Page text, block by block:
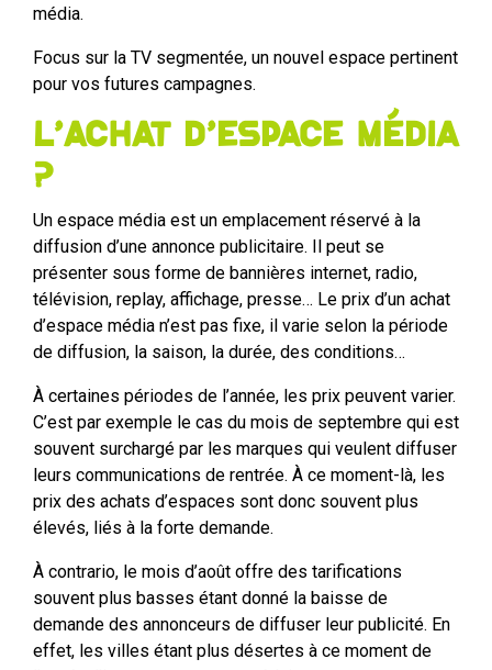
média.
Focus sur la TV segmentée, un nouvel espace pertinent
pour vos futures campagnes.
L’achat d’espace média
?
Un espace média est un emplacement réservé à la
diffusion d’une annonce publicitaire. Il peut se
présenter sous forme de bannières internet, radio,
télévision, replay, affichage, presse… Le prix d’un achat
d’espace média n’est pas fixe, il varie selon la période
de diffusion, la saison, la durée, des conditions…
À certaines périodes de l’année, les prix peuvent varier.
C’est par exemple le cas du mois de septembre qui est
souvent surchargé par les marques qui veulent diffuser
leurs communications de rentrée. À ce moment-là, les
prix des achats d’espaces sont donc souvent plus
élevés, liés à la forte demande.
À contrario, le mois d’août offre des tarifications
souvent plus basses étant donné la baisse de
demande des annonceurs de diffuser leur publicité. En
effet, les villes étant plus désertes à ce moment de